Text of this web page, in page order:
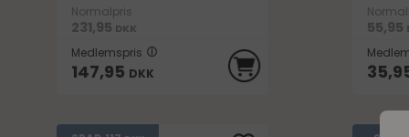
Normalpris
231,95 DKK
Medlemspris
147,95 DKK
55,95